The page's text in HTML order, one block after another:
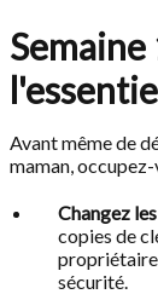
Semaine
Avant même de
maman, occupez-
Changez
copies de
sécurité.